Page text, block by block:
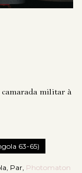
militar à
63-65)
Par Photomaton